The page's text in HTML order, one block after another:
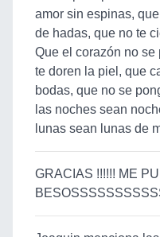
amor sin espinas,
de hadas, que no te
Que el corazón no
te doren la piel, que
bodas, que no se
las noches sean
lunas sean lunas de
GRACIAS !!!!!! ME